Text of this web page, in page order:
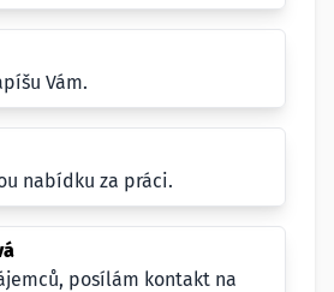
Vám.
nabídku za práci.
posílám kontakt na